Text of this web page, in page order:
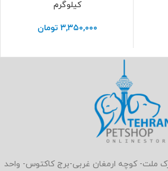
کیلوگرم
۳,۳۵۰,۰۰۰ تومان
ملت- کوچه ارمغان غربی-برج کاکتوس- واحد